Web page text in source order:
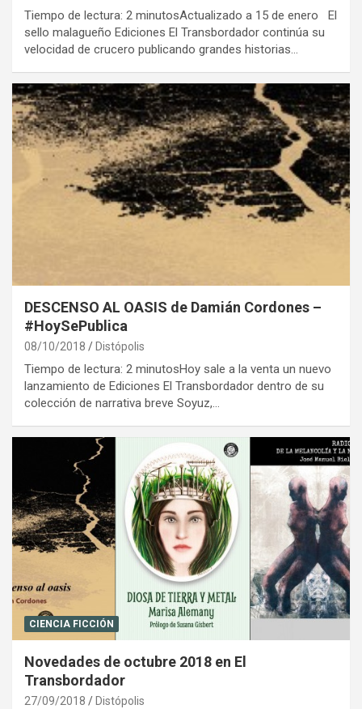
Tiempo de lectura: 2 minutosActualizado a 15 de enero El
sello malagueño Ediciones El Transbordador continúa su
velocidad de crucero publicando grandes historias…
DESCENSO AL OASIS de Damián Cordones –
#HoySePublica
08/10/2018 Distópolis
Tiempo de lectura: 2 minutosHoy sale a la venta un nuevo
lanzamiento de Ediciones El Transbordador dentro de su
colección de narrativa breve Soyuz,…
CIENCIA FICCIÓN
Novedades de octubre 2018 en El
Transbordador
27/09/2018 Distópolis